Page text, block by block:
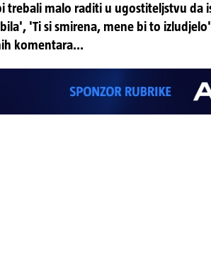
trebali malo raditi u ugostiteljstvu da
'Ti si smirena, mene bi to
komentara...